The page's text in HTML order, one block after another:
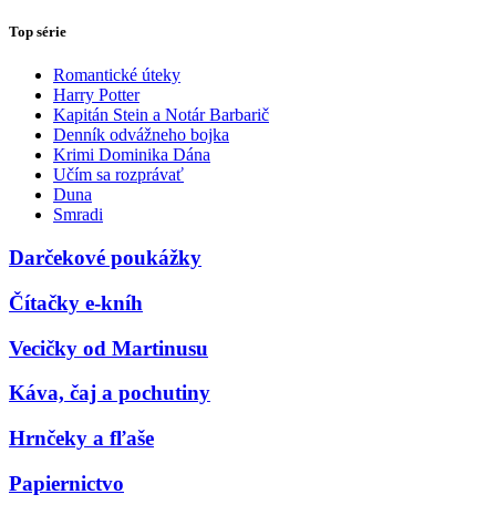
Top série
Romantické úteky
Harry Potter
Kapitán Stein a Notár Barbarič
Denník odvážneho bojka
Krimi Dominika Dána
Učím sa rozprávať
Duna
Smradi
Darčekové poukážky
Čítačky e-kníh
Vecičky od Martinusu
Káva, čaj a pochutiny
Hrnčeky a fľaše
Papiernictvo